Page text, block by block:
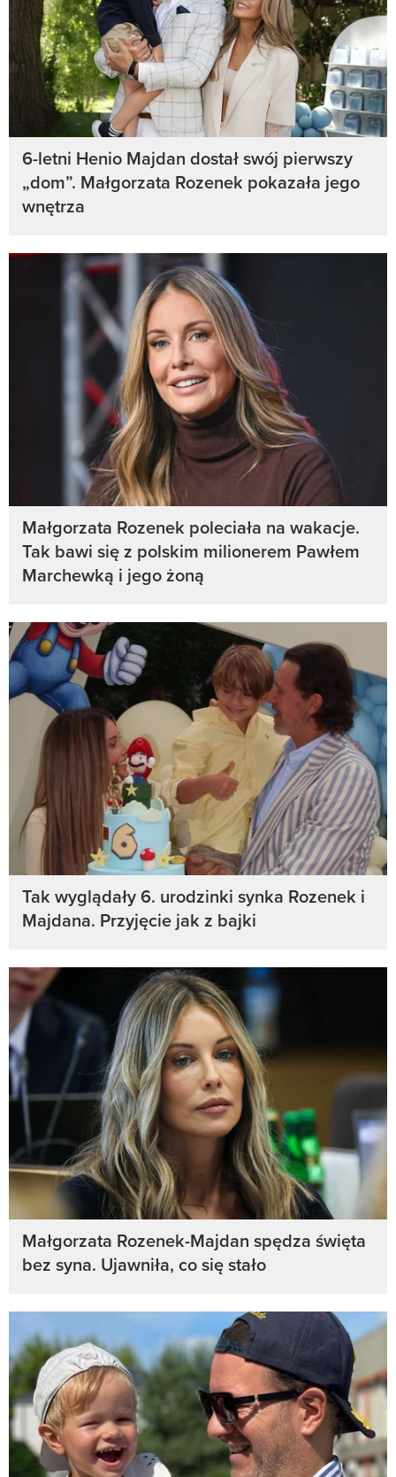
6-letni Henio Majdan dostał swój pierwszy
„dom”. Małgorzata Rozenek pokazała jego
wnętrza
Małgorzata Rozenek poleciała na wakacje.
Tak bawi się z polskim milionerem Pawłem
Marchewką i jego żoną
Tak wyglądały 6. urodzinki synka Rozenek i
Majdana. Przyjęcie jak z bajki
Małgorzata Rozenek-Majdan spędza święta
bez syna. Ujawniła, co się stało